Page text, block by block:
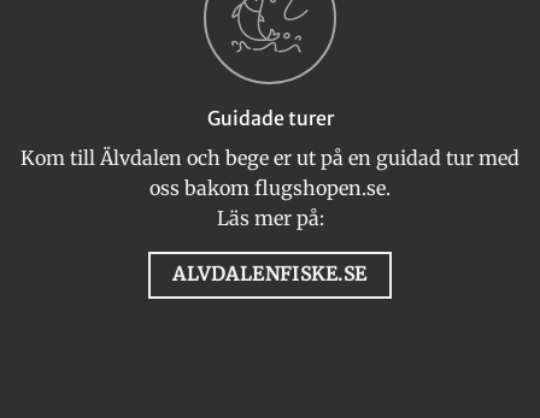
Guidade turer
Kom till Älvdalen och bege er ut på en guidad tur med
oss bakom flugshopen.se.
Läs mer på:
ALVDALENFISKE.SE